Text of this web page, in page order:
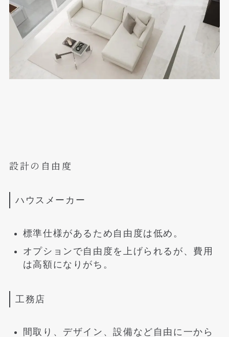
設計の自由度
ハウスメーカー
標準仕様があるため自由度は低め。
オプションで自由度を上げられるが、費用
は高額になりがち。
工務店
間取り、デザイン、設備など自由に一から